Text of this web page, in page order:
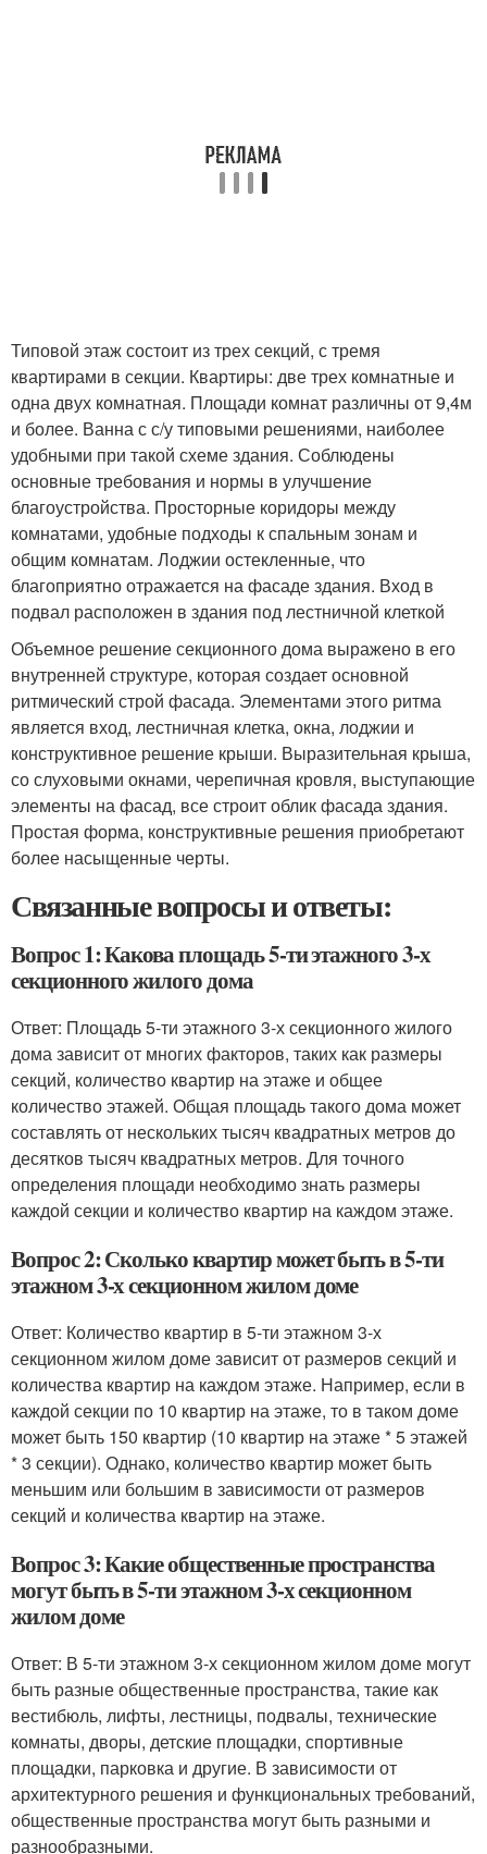
Типовой этаж состоит из трех секций, с тремя
квартирами в секции. Квартиры: две трех комнатные и
одна двух комнатная. Площади комнат различны от 9,4м
и более. Ванна с с/у типовыми решениями, наиболее
удобными при такой схеме здания. Соблюдены
основные требования и нормы в улучшение
благоустройства. Просторные коридоры между
комнатами, удобные подходы к спальным зонам и
общим комнатам. Лоджии остекленные, что
благоприятно отражается на фасаде здания. Вход в
подвал расположен в здания под лестничной клеткой
Объемное решение секционного дома выражено в его
внутренней структуре, которая создает основной
ритмический строй фасада. Элементами этого ритма
является вход, лестничная клетка, окна, лоджии и
конструктивное решение крыши. Выразительная крыша,
со слуховыми окнами, черепичная кровля, выступающие
элементы на фасад, все строит облик фасада здания.
Простая форма, конструктивные решения приобретают
более насыщенные черты.
Связанные вопросы и ответы:
Вопрос 1: Какова площадь 5-ти этажного 3-х
секционного жилого дома
Ответ: Площадь 5-ти этажного 3-х секционного жилого
дома зависит от многих факторов, таких как размеры
секций, количество квартир на этаже и общее
количество этажей. Общая площадь такого дома может
составлять от нескольких тысяч квадратных метров до
десятков тысяч квадратных метров. Для точного
определения площади необходимо знать размеры
каждой секции и количество квартир на каждом этаже.
Вопрос 2: Сколько квартир может быть в 5-ти
этажном 3-х секционном жилом доме
Ответ: Количество квартир в 5-ти этажном 3-х
секционном жилом доме зависит от размеров секций и
количества квартир на каждом этаже. Например, если в
каждой секции по 10 квартир на этаже, то в таком доме
может быть 150 квартир (10 квартир на этаже * 5 этажей
* 3 секции). Однако, количество квартир может быть
меньшим или большим в зависимости от размеров
секций и количества квартир на этаже.
Вопрос 3: Какие общественные пространства
могут быть в 5-ти этажном 3-х секционном
жилом доме
Ответ: В 5-ти этажном 3-х секционном жилом доме могут
быть разные общественные пространства, такие как
вестибюль, лифты, лестницы, подвалы, технические
комнаты, дворы, детские площадки, спортивные
площадки, парковка и другие. В зависимости от
архитектурного решения и функциональных требований,
общественные пространства могут быть разными и
разнообразными.